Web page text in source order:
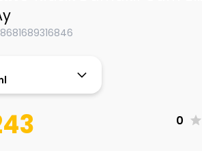
8681689316846
0